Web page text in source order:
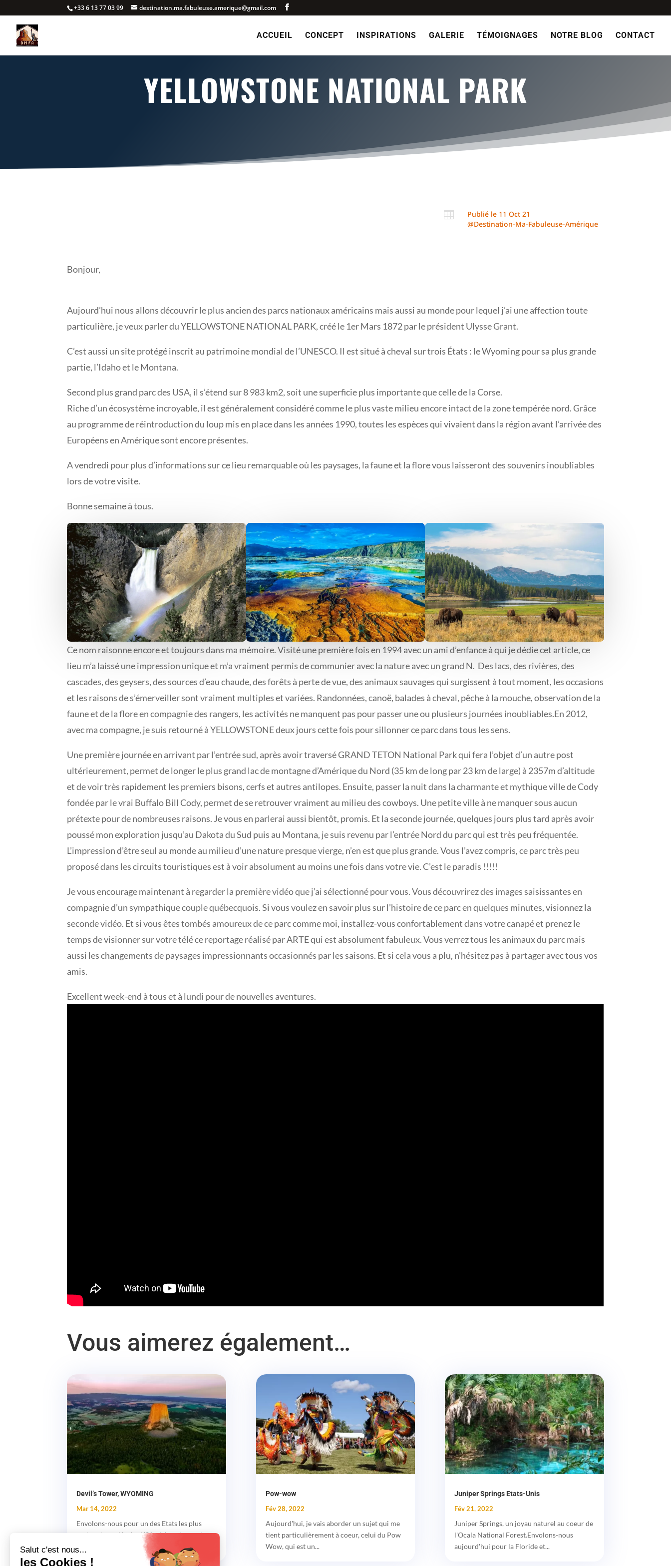
+33 6 13 77 03 99 destination.ma.fabuleuse.amerique@gmail.com
ACCUEIL CONCEPT INSPIRATIONS GALERIE TÉMOIGNAGES NOTRE BLOG CONTACT
YELLOWSTONE NATIONAL PARK

Publié le 11 Oct 21
@Destination-Ma-Fabuleuse-Amérique
Bonjour,
Aujourd’hui nous allons découvrir le plus ancien des parcs nationaux américains mais aussi au monde pour lequel j’ai une affection toute
particulière, je veux parler du YELLOWSTONE NATIONAL PARK, créé le 1er Mars 1872 par le président Ulysse Grant.
C’est aussi un site protégé inscrit au patrimoine mondial de l’UNESCO. Il est situé à cheval sur trois États : le Wyoming pour sa plus grande
partie, l’Idaho et le Montana.
Second plus grand parc des USA, il s’étend sur 8 983 km2, soit une superficie plus importante que celle de la Corse.
Riche d’un écosystème incroyable, il est généralement considéré comme le plus vaste milieu encore intact de la zone tempérée nord. Grâce
au programme de réintroduction du loup mis en place dans les années 1990, toutes les espèces qui vivaient dans la région avant l’arrivée des
Européens en Amérique sont encore présentes.
A vendredi pour plus d’informations sur ce lieu remarquable où les paysages, la faune et la flore vous laisseront des souvenirs inoubliables
lors de votre visite.
Bonne semaine à tous.
Ce nom raisonne encore et toujours dans ma mémoire. Visité une première fois en 1994 avec un ami d’enfance à qui je dédie cet article, ce
lieu m’a laissé une impression unique et m’a vraiment permis de communier avec la nature avec un grand N. Des lacs, des rivières, des
cascades, des geysers, des sources d’eau chaude, des forêts à perte de vue, des animaux sauvages qui surgissent à tout moment, les occasions
et les raisons de s’émerveiller sont vraiment multiples et variées. Randonnées, canoë, balades à cheval, pêche à la mouche, observation de la
faune et de la flore en compagnie des rangers, les activités ne manquent pas pour passer une ou plusieurs journées inoubliables.En 2012,
avec ma compagne, je suis retourné à YELLOWSTONE deux jours cette fois pour sillonner ce parc dans tous les sens.
Une première journée en arrivant par l’entrée sud, après avoir traversé GRAND TETON National Park qui fera l’objet d’un autre post
ultérieurement, permet de longer le plus grand lac de montagne d’Amérique du Nord (35 km de long par 23 km de large) à 2357m d’altitude
et de voir très rapidement les premiers bisons, cerfs et autres antilopes. Ensuite, passer la nuit dans la charmante et mythique ville de Cody
fondée par le vrai Buffalo Bill Cody, permet de se retrouver vraiment au milieu des cowboys. Une petite ville à ne manquer sous aucun
prétexte pour de nombreuses raisons. Je vous en parlerai aussi bientôt, promis. Et la seconde journée, quelques jours plus tard après avoir
poussé mon exploration jusqu’au Dakota du Sud puis au Montana, je suis revenu par l’entrée Nord du parc qui est très peu fréquentée.
L’impression d’être seul au monde au milieu d’une nature presque vierge, n’en est que plus grande. Vous l’avez compris, ce parc très peu
proposé dans les circuits touristiques est à voir absolument au moins une fois dans votre vie. C’est le paradis !!!!!
Je vous encourage maintenant à regarder la première vidéo que j’ai sélectionné pour vous. Vous découvrirez des images saisissantes en
compagnie d’un sympathique couple québecquois. Si vous voulez en savoir plus sur l’histoire de ce parc en quelques minutes, visionnez la
seconde vidéo. Et si vous êtes tombés amoureux de ce parc comme moi, installez-vous confortablement dans votre canapé et prenez le
temps de visionner sur votre télé ce reportage réalisé par ARTE qui est absolument fabuleux. Vous verrez tous les animaux du parc mais
aussi les changements de paysages impressionnants occasionnés par les saisons. Et si cela vous a plu, n’hésitez pas à partager avec tous vos
amis.
Excellent week-end à tous et à lundi pour de nouvelles aventures.
Vous aimerez également…
Devil’s Tower, WYOMING
Mar 14, 2022
Envolons-nous pour un des Etats les plus
vastes et reculés des USA où la nature est
reine et nous réserve des...
Pow-wow
Fév 28, 2022
Aujourd'hui, je vais aborder un sujet qui me
tient particulièrement à coeur, celui du Pow
Wow, qui est un...
Juniper Springs Etats-Unis
Fév 21, 2022
Juniper Springs, un joyau naturel au coeur de
l'Ocala National Forest.Envolons-nous
aujourd'hui pour la Floride et...
Salut c'est nous...
les Cookies !